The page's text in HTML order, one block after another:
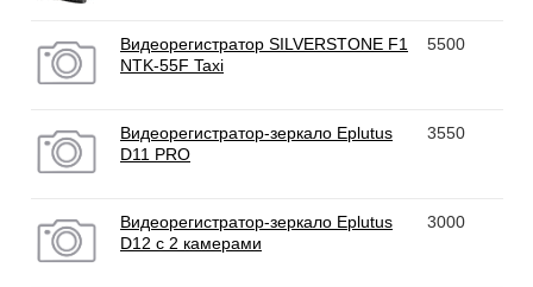
Видеорегистратор SILVERSTONE F1
NTK-55F Taxi
5500
Видеорегистратор-зеркало Eplutus
D11 PRO
3550
Видеорегистратор-зеркало Eplutus
D12 с 2 камерами
3000